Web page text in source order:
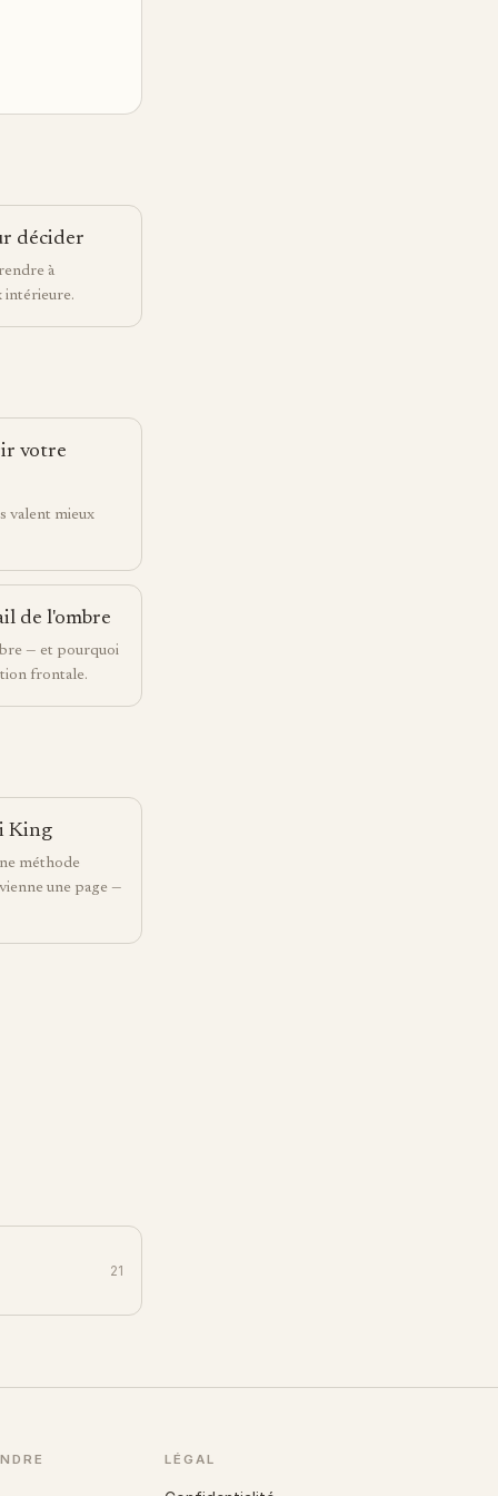
décider
à
intérieure.
votre
valent mieux
de l'ombre
— et pourquoi
frontale.
King
méthode
une page —
21
LÉGAL